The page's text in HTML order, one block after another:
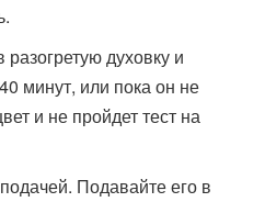
духовку и
минут, или пока он не
и не пройдет тест на
Подавайте его в